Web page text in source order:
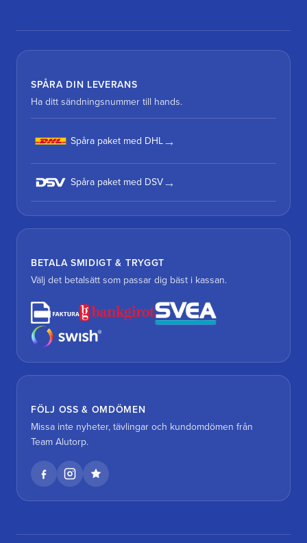
SPÅRA DIN LEVERANS
Ha ditt sändningsnummer till hands.
Spåra paket med DHL
Spåra paket med DSV
BETALA SMIDIGT & TRYGGT
Välj det betalsätt som passar dig bäst i kassan.
FÖLJ OSS & OMDÖMEN
Missa inte nyheter, tävlingar och kundomdömen från
Team Alutorp.